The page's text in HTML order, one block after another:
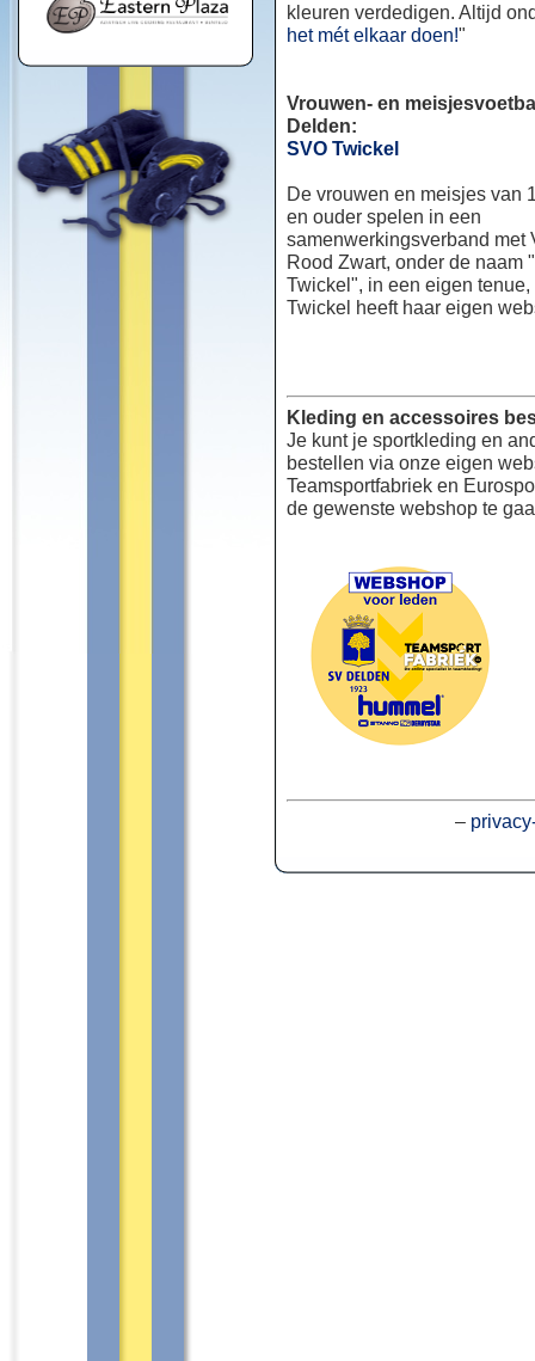
kleuren verdedigen. Altijd
het mét elkaar doen!"
Vrouwen- en
Delden:
SVO Twickel
De vrouwen en meisjes van
en ouder spelen in een
samenwerkingsverband met
Rood Zwart, onder de naam
Twickel", in een eigen
Twickel heeft haar eigen
Kleding en accessoires
Je kunt je sportkleding en
bestellen via onze eigen
Teamsportfabriek en
de gewenste webshop te
–